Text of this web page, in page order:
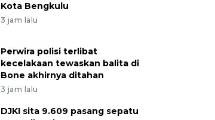
Kota Bengkulu
3 jam lalu
Perwira polisi terlibat
kecelakaan tewaskan balita di
Bone akhirnya ditahan
3 jam lalu
DJKI sita 9.609 pasang sepatu